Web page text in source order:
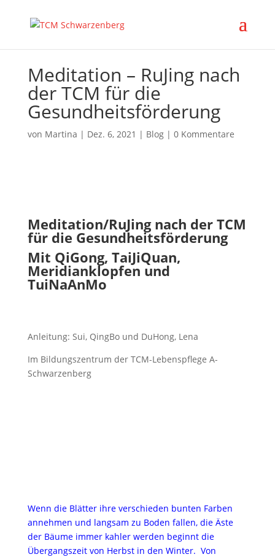
Meditation – RuJing nach
der TCM für die
Gesundheitsförderung
von Martina | Dez. 6, 2021 | Blog| 0 Kommentare
Meditation/RuJing nach der TCM
für die Gesundheitsförderung
Mit QiGong, TaiJiQuan,
Meridianklopfen und
TuiNaAnMo
Anleitung: Sui, QingBo und DuHong, Lena
Im Bildungszentrum der TCM-Lebenspflege A-
Schwarzenberg
Wenn die Blätter ihre verschieden bunten Farben
annehmen und langsam zu Boden fallen, die Äste
der Bäume immer kahler werden beginnt die
Übergangszeit von Herbst in den Winter. Von